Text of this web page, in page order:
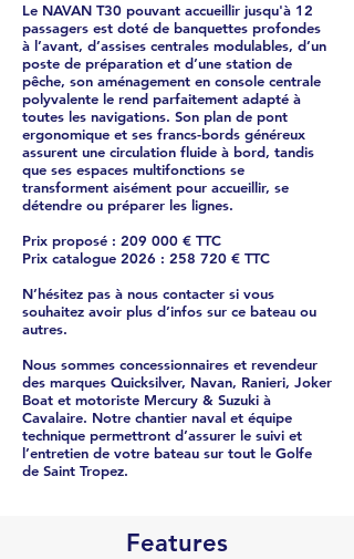
Le NAVAN T30 pouvant accueillir jusqu'à 12
passagers est doté de banquettes profondes
à l’avant, d’assises centrales modulables, d’un
poste de préparation et d’une station de
pêche, son aménagement en console centrale
polyvalente le rend parfaitement adapté à
toutes les navigations. Son plan de pont
ergonomique et ses francs-bords généreux
assurent une circulation fluide à bord, tandis
que ses espaces multifonctions se
transforment aisément pour accueillir, se
détendre ou préparer les lignes.
Prix proposé : 209 000 € TTC
Prix catalogue 2026 : 258 720 € TTC
N’hésitez pas à nous contacter si vous
souhaitez avoir plus d’infos sur ce bateau ou
autres.
Nous sommes concessionnaires et revendeur
des marques Quicksilver, Navan, Ranieri, Joker
Boat et motoriste Mercury & Suzuki à
Cavalaire. Notre chantier naval et équipe
technique permettront d’assurer le suivi et
l’entretien de votre bateau sur tout le Golfe
de Saint Tropez.
Features